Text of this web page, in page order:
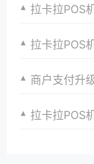
拉卡拉POS
拉卡拉POS
商户支付升
拉卡拉POS